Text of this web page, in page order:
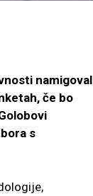
namigoval
če bo
s